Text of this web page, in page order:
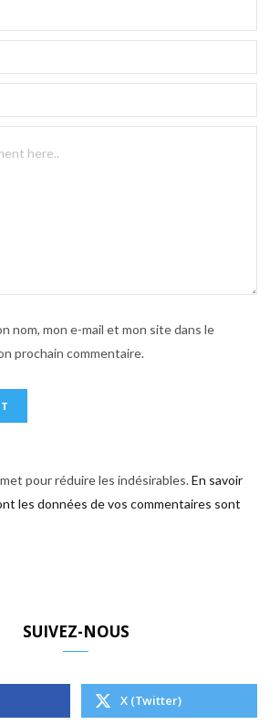
nom, mon e-mail et mon site dans le
prochain commentaire.
pour réduire les indésirables.En savoir
les données de vos commentaires sont
SUIVEZ-NOUS
X (Twitter)